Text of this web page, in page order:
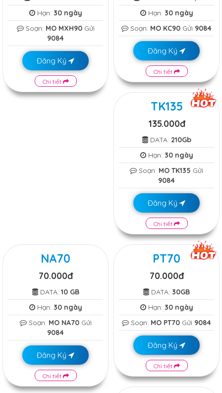
Hạn: 30 ngày
Soạn: MO MXH90Gửi
9084
Đăng Ký
Chi tiết
Hạn: 30 ngày
Soạn: MO KC90 Gửi 9084
Đăng Ký
Chi tiết
TK135
135.000đ
DATA: 210Gb
Hạn: 30 ngày
Soạn: MO TK135 Gửi
9084
Đăng Ký
Chi tiết
NA70
70.000đ
DATA: 10 GB
Hạn: 30 ngày
Soạn: MO NA70Gửi
9084
Đăng Ký
Chi tiết
PT70
70.000đ
DATA: 30GB
Hạn: 30 ngày
Soạn: MO PT70 Gửi 9084
Đăng Ký
Chi tiết